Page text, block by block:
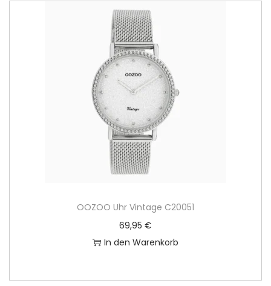
OOZOO Uhr Vintage C20051
69,95 €
In den Warenkorb